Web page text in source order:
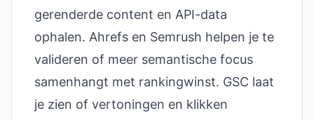
gerenderde content en API-data
ophalen. Ahrefs en Semrush helpen je te
valideren of meer semantische focus
samenhangt met rankingwinst. GSC laat
je zien of vertoningen en klikken